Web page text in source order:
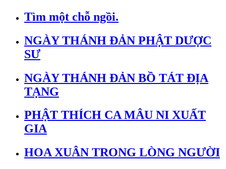
Tìm một chỗ ngồi.
NGÀY THÁNH ĐẢN PHẬT DƯỢC
SƯ
NGÀY THÁNH ĐẢN BỒ TÁT ĐỊA
TẠNG
PHẬT THÍCH CA MÂU NI XUẤT
GIA
HOA XUÂN TRONG LÒNG NGƯỜI